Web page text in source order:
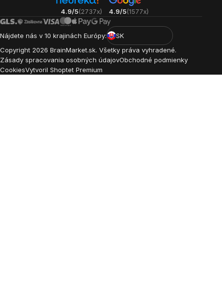
4.9/5(2737x) 4.9/5(1577x)
Nájdete nás v 10 krajinách Európy:
SK
Copyright 2026 BrainMarket.sk. Všetky práva vyhradené.
Zásady spracovania osobných údajovObchodné podmienky
CookiesVytvoril Shoptet Premium